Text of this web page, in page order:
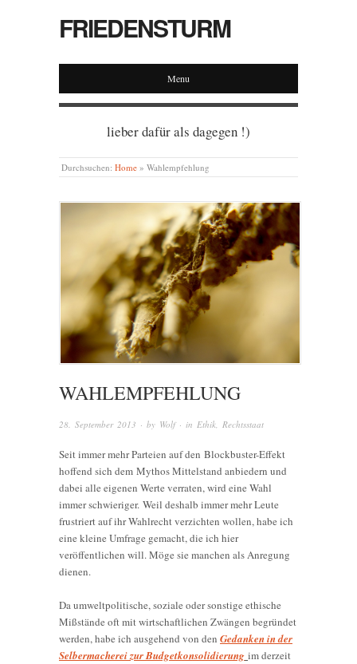
FRIEDENSTURM
Menu
lieber dafür als dagegen !)
Durchsuchen: Home » Wahlempfehlung
WAHLEMPFEHLUNG
28. September 2013 · by Wolf· in Ethik Rechtsstaat
Seit immer mehr Parteien auf den Blockbuster-Effekt
hoffend sich dem Mythos Mittelstand anbiedern und
dabei alle eigenen Werte verraten, wird eine Wahl
immer schwieriger. Weil deshalb immer mehr Leute
frustriert auf ihr Wahlrecht verzichten wollen, habe ich
eine kleine Umfrage gemacht, die ich hier
veröffentlichen will. Möge sie manchen als Anregung
dienen.
Da umweltpolitische, soziale oder sonstige ethische
Mißstände oft mit wirtschaftlichen Zwängen begründet
werden, habe ich ausgehend von den Gedanken in der
Selbermacherei zur Budgetkonsolidierung im derzeit